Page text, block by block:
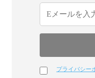
プライバシー